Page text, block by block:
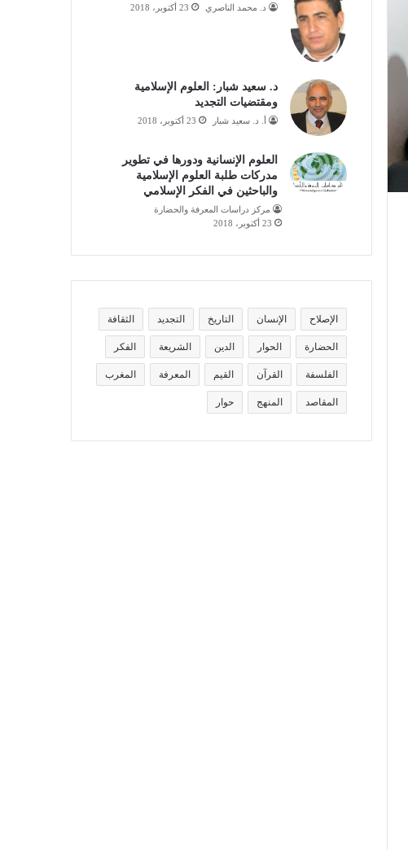
د. محمد الناصري 23 أكتوبر، 2018
د. سعيد شبار: العلوم الإسلامية
ومقتضيات التجديد
أ. د. سعيد شبار 23 أكتوبر، 2018
العلوم الإنسانية ودورها في تطوير
مدركات طلبة العلوم الإسلامية
والباحثين في الفكر الإسلامي
مركز دراسات المعرفة والحضارة
23 أكتوبر، 2018
الإصلاح الإنسان التاريخ التجديد الثقافة
الحضارة الحوار الدين الشريعة الفكر
الفلسفة القرآن القيم المعرفة المغرب
المقاصد المنهج حوار